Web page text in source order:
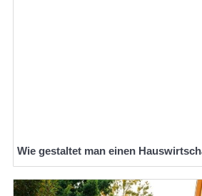
Wie gestaltet man einen